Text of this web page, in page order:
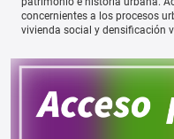
concernientes a los procesos
vivienda social y densificación